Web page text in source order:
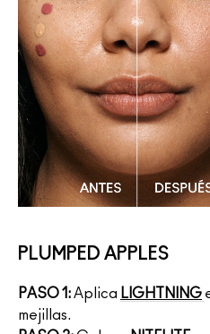
PLUMPED APPLES
PASO 1:Aplica LIGHTNING
mejillas.